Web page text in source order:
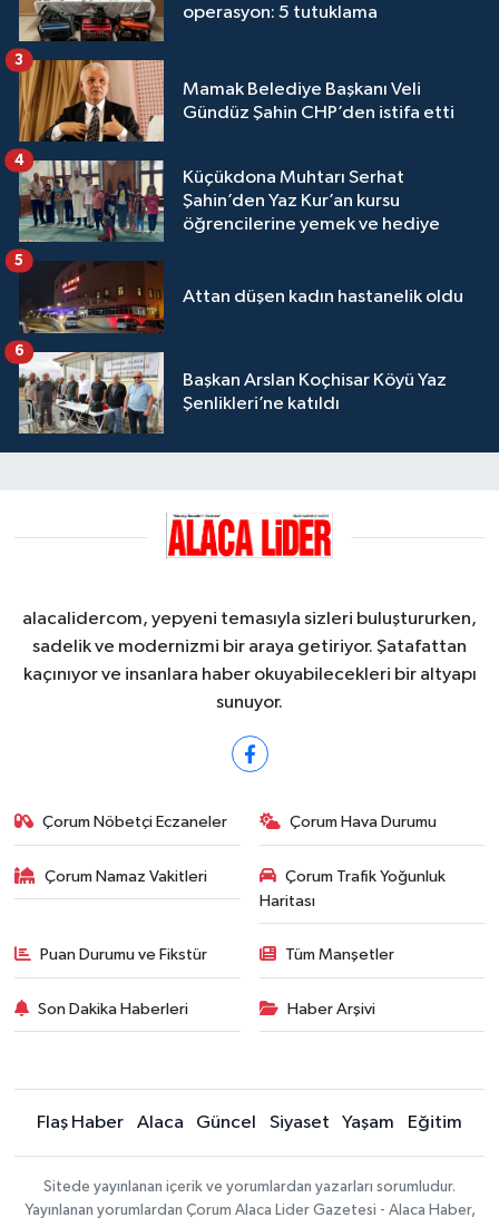
operasyon: 5 tutuklama
Mamak Belediye Başkanı Veli
Gündüz Şahin CHP’den istifa etti
3
Küçükdona Muhtarı Serhat
Şahin’den Yaz Kur’an kursu
öğrencilerine yemek ve hediye
4
Attan düşen kadın hastanelik oldu
5
Başkan Arslan Koçhisar Köyü Yaz
Şenlikleri’ne katıldı
6
alacalidercom, yepyeni temasıyla sizleri buluştururken,
sadelik ve modernizmi bir araya getiriyor. Şatafattan
kaçınıyor ve insanlara haber okuyabilecekleri bir altyapı
sunuyor.
Çorum Nöbetçi Eczaneler Çorum Hava Durumu
Çorum Namaz Vakitleri
Çorum Trafik Yoğunluk
Haritası
Puan Durumu ve Fikstür Tüm Manşetler
Son Dakika Haberleri Haber Arşivi
Flaş Haber Alaca Güncel Siyaset Yaşam Eğitim
Sitede yayınlanan içerik ve yorumlardan yazarları sorumludur.
Yayınlanan yorumlardan Çorum Alaca Lider Gazetesi - Alaca Haber,